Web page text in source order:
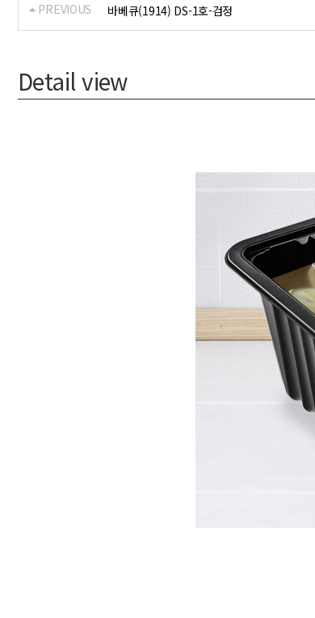
PREVIOUS 바베큐(1914) DS-1호-검정
Detail view